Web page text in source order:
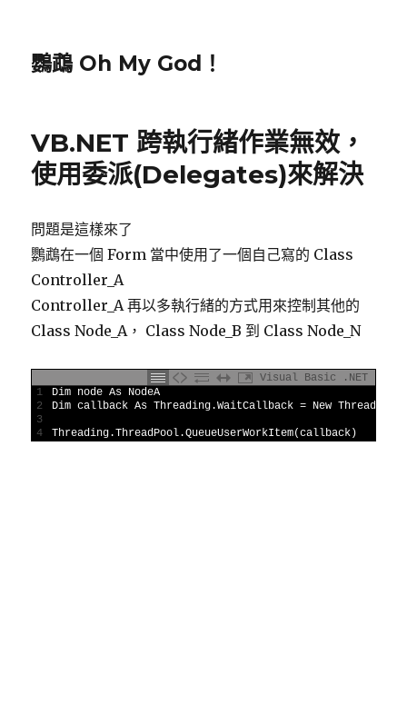
鸚鵡 Oh My God！
VB.NET 跨執行緒作業無效，
使用委派(Delegates)來解決
問題是這樣來了
鸚鵡在一個 Form 當中使用了一個自己寫的 Class
Controller_A
Controller_A 再以多執行緒的方式用來控制其他的
Class Node_A， Class Node_B 到 Class Node_N
Visual Basic .NET
1
2
3
4
Dim node As NodeA
Dim callback As Threading.WaitCallback = New Threading
Threading.ThreadPool.QueueUserWorkItem(callback )